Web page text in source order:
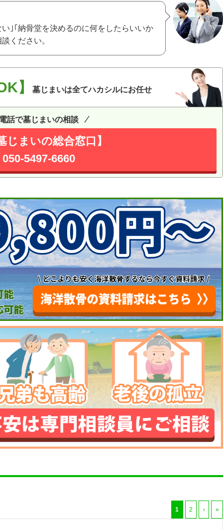
｣｢納骨堂を決めるのに何をしたらいいか
ください。
】 墓じまいは全てハカシルにお任せ
話で墓じまいの相談
じまいの総合窓口】
050-5497-6660
1 2 › »